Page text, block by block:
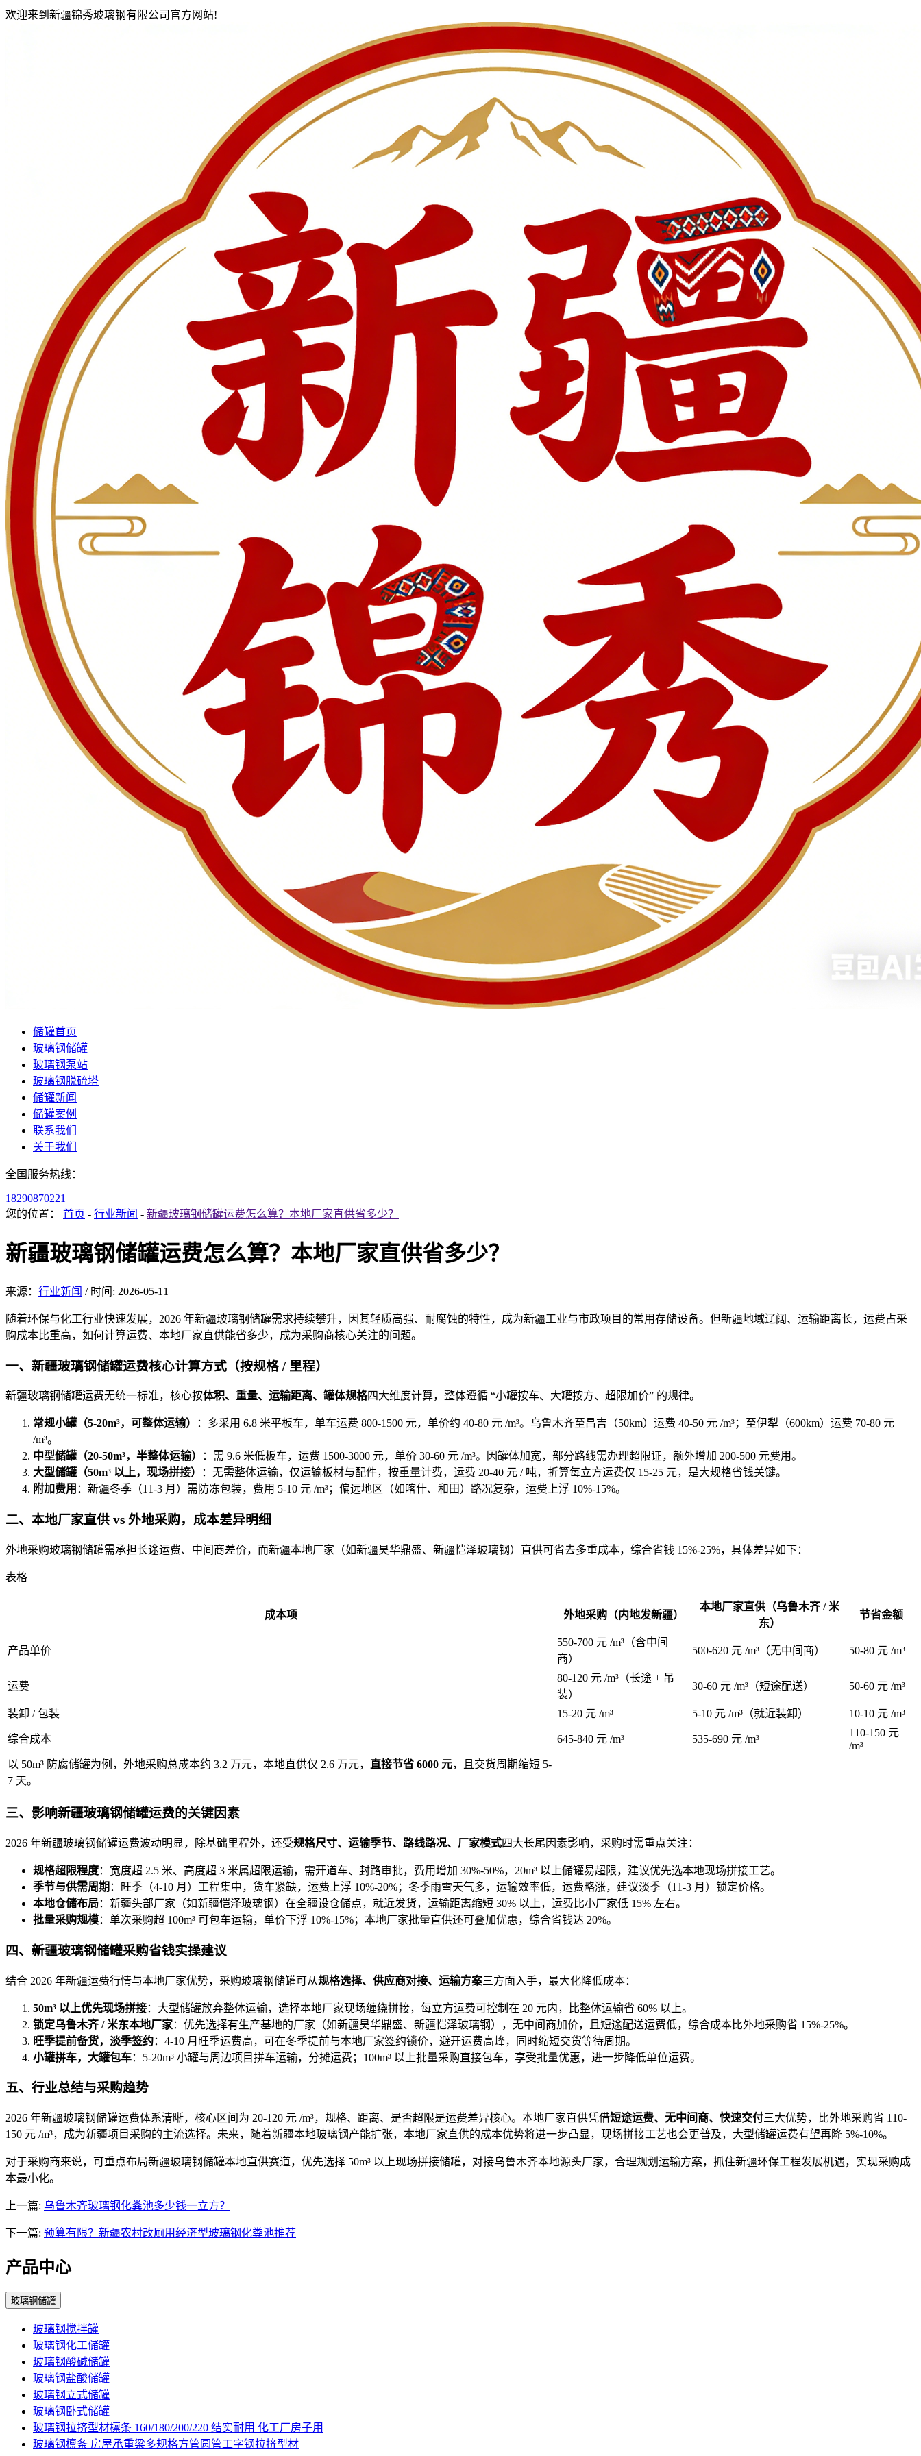
欢迎来到新疆锦秀玻璃钢有限公司官方网站!
储罐首页
玻璃钢储罐
玻璃钢泵站
玻璃钢脱硫塔
储罐新闻
储罐案例
联系我们
关于我们
全国服务热线：
18290870221
您的位置： 首页 - 行业新闻 - 新疆玻璃钢储罐运费怎么算？本地厂家直供省多少？
新疆玻璃钢储罐运费怎么算？本地厂家直供省多少？
来源： 行业新闻 / 时间: 2026-05-11
随着环保与化工行业快速发展，2026 年新疆玻璃钢储罐需求持续攀升，因其轻质高强、耐腐蚀的特性，成为新疆工业与市政项目的常用存储设备。但新疆地域辽阔、运输距离长，运费占采
购成本比重高，如何计算运费、本地厂家直供能省多少，成为采购商核心关注的问题。
一、新疆玻璃钢储罐运费核心计算方式（按规格 / 里程）
新疆玻璃钢储罐运费无统一标准，核心按体积、重量、运输距离、罐体规格四大维度计算，整体遵循 “小罐按车、大罐按方、超限加价” 的规律。
常规小罐（5-20m³，可整体运输）
：多采用 6.8 米平板车，单车运费 800-1500 元，单价约 40-80 元 /m³。乌鲁木齐至昌吉（50km）运费 40-50 元 /m³；至伊犁（600km）运费 70-80 元
/m³。
中型储罐（20-50m³，半整体运输）
：需 9.6 米低板车，运费 1500-3000 元，单价 30-60 元 /m³。因罐体加宽，部分路线需办理超限证，额外增加 200-500 元费用。
大型储罐（50m³ 以上，现场拼接）
：无需整体运输，仅运输板材与配件，按重量计费，运费 20-40 元 / 吨，折算每立方运费仅 15-25 元，是大规格省钱关键。
附加费用 ：新疆冬季（11-3 月）需防冻包装，费用 5-10 元 /m³；偏远地区（如喀什、和田）路况复杂，运费上浮 10%-15%。
二、本地厂家直供 vs 外地采购，成本差异明细
外地采购玻璃钢储罐需承担长途运费、中间商差价，而新疆本地厂家（如新疆昊华鼎盛、新疆恺泽玻璃钢）直供可省去多重成本，综合省钱 15%-25%，具体差异如下：
表格
成本项 外地采购（内地发新疆）
本地厂家直供（乌鲁木齐 / 米
东）
节省金额
产品单价
550-700 元 /m³（含中间
商）
500-620 元 /m³（无中间商） 50-80 元 /m³
运费
80-120 元 /m³（长途 + 吊
装）
30-60 元 /m³（短途配送） 50-60 元 /m³
装卸 / 包装 15-20 元 /m³ 5-10 元 /m³（就近装卸） 10-10 元 /m³
综合成本 645-840 元 /m³ 535-690 元 /m³
110-150 元
/m³
以 50m³ 防腐储罐为例，外地采购总成本约 3.2 万元，本地直供仅 2.6 万元， 直接节省 6000 元，且交货周期缩短 5-
7 天。
三、影响新疆玻璃钢储罐运费的关键因素
2026 年新疆玻璃钢储罐运费波动明显，除基础里程外，还受规格尺寸、运输季节、路线路况、厂家模式四大长尾因素影响，采购时需重点关注：
规格超限程度：宽度超 2.5 米、高度超 3 米属超限运输，需开道车、封路审批，费用增加 30%-50%，20m³ 以上储罐易超限，建议优先选本地现场拼接工艺。
季节与供需周期 ：旺季（4-10 月）工程集中，货车紧缺，运费上浮 10%-20%；冬季雨雪天气多，运输效率低，运费略涨，建议淡季（11-3 月）锁定价格。
本地仓储布局：新疆头部厂家（如新疆恺泽玻璃钢）在全疆设仓储点，就近发货，运输距离缩短 30% 以上，运费比小厂家低 15% 左右。
批量采购规模：单次采购超 100m³ 可包车运输，单价下浮 10%-15%；本地厂家批量直供还可叠加优惠，综合省钱达 20%。
四、新疆玻璃钢储罐采购省钱实操建议
结合 2026 年新疆运费行情与本地厂家优势，采购玻璃钢储罐可从规格选择、供应商对接、运输方案三方面入手，最大化降低成本：
50m³ 以上优先现场拼接：大型储罐放弃整体运输，选择本地厂家现场缠绕拼接，每立方运费可控制在 20 元内，比整体运输省 60% 以上。
锁定乌鲁木齐 / 米东本地厂家：优先选择有生产基地的厂家（如新疆昊华鼎盛、新疆恺泽玻璃钢），无中间商加价，且短途配送运费低，综合成本比外地采购省 15%-25%。
旺季提前备货，淡季签约：4-10 月旺季运费高，可在冬季提前与本地厂家签约锁价，避开运费高峰，同时缩短交货等待周期。
小罐拼车，大罐包车：5-20m³ 小罐与周边项目拼车运输，分摊运费；100m³ 以上批量采购直接包车，享受批量优惠，进一步降低单位运费。
五、行业总结与采购趋势
2026 年新疆玻璃钢储罐运费体系清晰，核心区间为 20-120 元 /m³，规格、距离、是否超限是运费差异核心。本地厂家直供凭借短途运费、无中间商、快速交付三大优势，比外地采购省 110-
150 元 /m³，成为新疆项目采购的主流选择。未来，随着新疆本地玻璃钢产能扩张，本地厂家直供的成本优势将进一步凸显，现场拼接工艺也会更普及，大型储罐运费有望再降 5%-10%。
对于采购商来说，可重点布局新疆玻璃钢储罐本地直供赛道，优先选择 50m³ 以上现场拼接储罐，对接乌鲁木齐本地源头厂家，合理规划运输方案，抓住新疆环保工程发展机遇，实现采购成
本最小化。
上一篇: 乌鲁木齐玻璃钢化粪池多少钱一立方？
下一篇: 预算有限？新疆农村改厕用经济型玻璃钢化粪池推荐
产品中心
玻璃钢储罐
玻璃钢搅拌罐
玻璃钢化工储罐
玻璃钢酸碱储罐
玻璃钢盐酸储罐
玻璃钢立式储罐
玻璃钢卧式储罐
玻璃钢拉挤型材檩条 160/180/200/220 结实耐用 化工厂房子用
玻璃钢檩条 房屋承重梁多规格方管圆管工字钢拉挤型材